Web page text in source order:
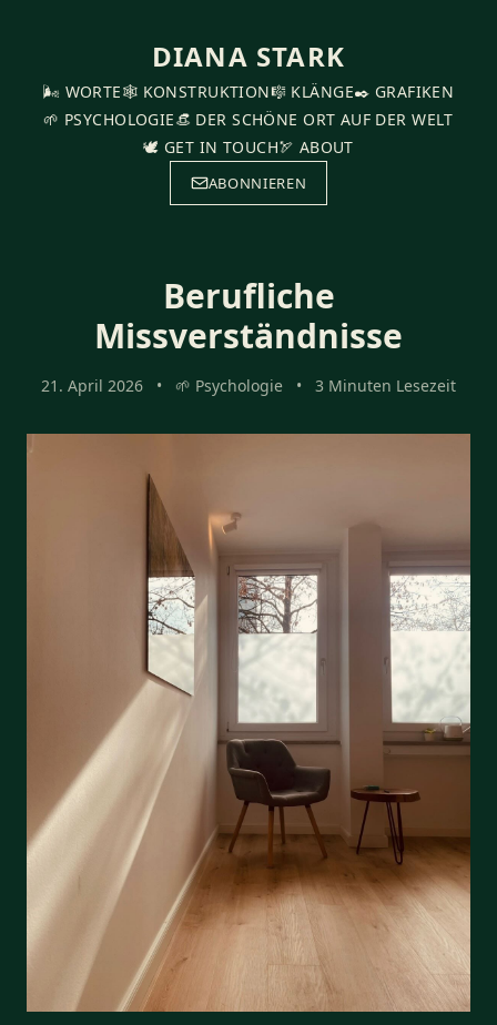
DIANA STARK
🌬️ WORTE🕸️ KONSTRUKTION🎼 KLÄNGE✒️ GRAFIKEN
🌱 PSYCHOLOGIE👒 DER SCHÖNE ORT AUF DER WELT
🕊️ GET IN TOUCH🏹 ABOUT
ABONNIEREN
Berufliche
Missverständnisse
21. April 2026 • 🌱 Psychologie • 3 Minuten Lesezeit